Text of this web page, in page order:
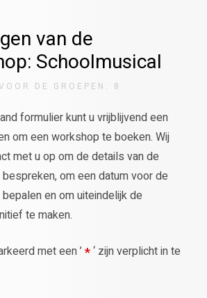
van de
Schoolmusical
DE GROEPEN: 8
formulier kunt u vrijblijvend een
om een workshop te boeken. Wij
met u op om de details van de
om een datum voor de
en om uiteindelijk de
te maken.
met een ’*‘ zijn verplicht in te